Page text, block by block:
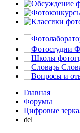
Главная
Форумы
Цифровые
del